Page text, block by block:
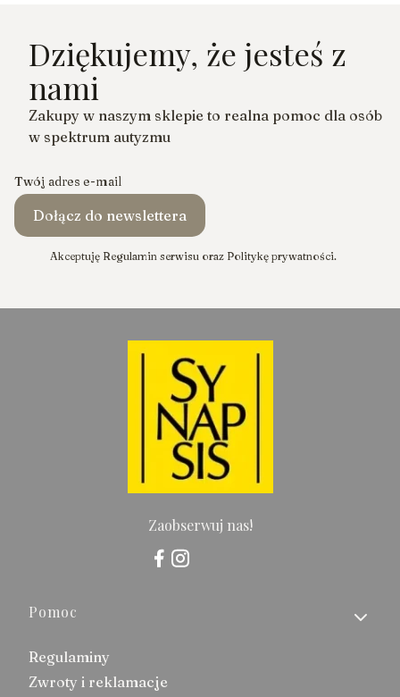
Dziękujemy, że jesteś z
nami
Zakupy w naszym sklepie to realna pomoc dla osób
w spektrum autyzmu
Twój adres e-mail
Dołącz do newslettera
Akceptuję Regulamin serwisu oraz Politykę prywatności.
Zaobserwuj nas!
Linki w stopce
Pomoc
Regulaminy
Zwroty i reklamacje